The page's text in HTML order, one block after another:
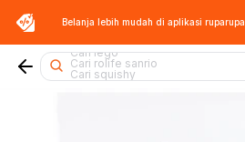
Belanja lebih mudah di aplikasi ruparupa
Cari mobil
Cari lego
Cari rolife sanrio
Cari squishy
Cari hello kitty